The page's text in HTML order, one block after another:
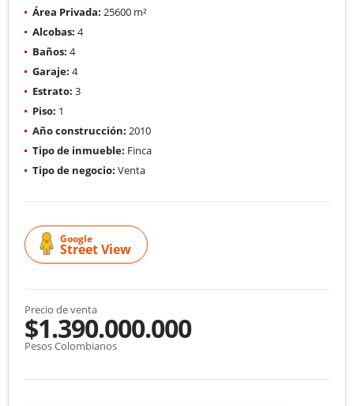
Área Privada: 25600 m²
Alcobas: 4
Baños: 4
Garaje: 4
Estrato: 3
Piso: 1
Año construcción: 2010
Tipo de inmueble: Finca
Tipo de negocio: Venta
Google
Street View
Precio de venta
$1.390.000.000
Pesos Colombianos